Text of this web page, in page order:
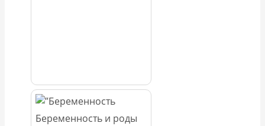
Беременность и роды